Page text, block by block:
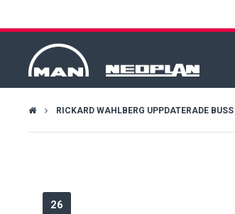
RICKARD WAHLBERG UPPDATERADE
26